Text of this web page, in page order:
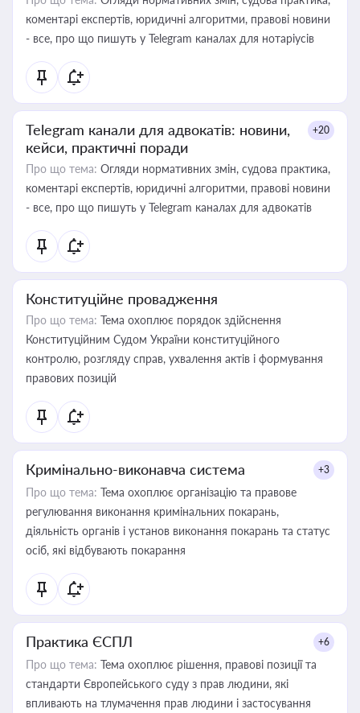
коментарі експертів, юридичні алгоритми, правові новини
- все, про що пишуть у Telegram каналах для нотаріусів
Telegram канали для адвокатів: новини,
кейси, практичні поради
+20
Про що тема: Огляди нормативних змін, судова практика,
коментарі експертів, юридичні алгоритми, правові новини
- все, про що пишуть у Telegram каналах для адвокатів
Конституційне провадження
Про що тема: Тема охоплює порядок здійснення
Конституційним Судом України конституційного
контролю, розгляду справ, ухвалення актів і формування
правових позицій
Кримінально-виконавча система +3
Про що тема: Тема охоплює організацію та правове
регулювання виконання кримінальних покарань,
діяльність органів і установ виконання покарань та статус
осіб, які відбувають покарання
Практика ЄСПЛ +6
Про що тема: Тема охоплює рішення, правові позиції та
стандарти Європейського суду з прав людини, які
впливають на тлумачення прав людини і застосування